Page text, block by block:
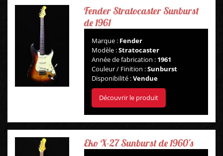
Fender Stratocaster Sunburst
de 1961
Marque : Fender
Modèle :Stratocaster
Année de fabrication : 1961
Couleur / Finition :Sunburst
Disponibilité :Vendue
Découvrir le produit
Eko X-27 Sunburst de 1960's